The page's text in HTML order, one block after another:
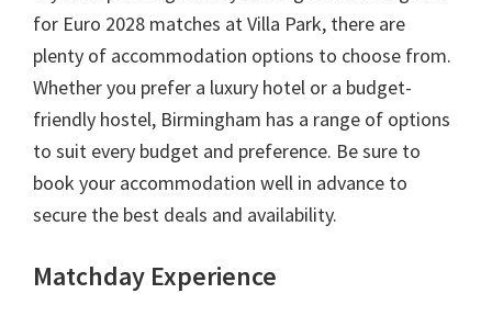
for Euro 2028 matches at Villa Park, there are
plenty of accommodation options to choose from.
Whether you prefer a luxury hotel or a budget-
friendly hostel, Birmingham has a range of options
to suit every budget and preference. Be sure to
book your accommodation well in advance to
secure the best deals and availability.
Matchday Experience